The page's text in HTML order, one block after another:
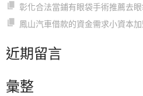
彰化合法當鋪有眼袋手術推薦去
鳳山汽車借款的資金需求小資本
近期留言
彙整